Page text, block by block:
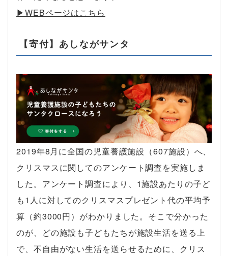
▶︎WEBページはこちら
【寄付】あしながサンタ
2019年8月に全国の児童養護施設（607施設）へ、
クリスマスに関してのアンケート調査を実施しま
した。アンケート調査により、1施設あたりの子ど
も1人に対してのクリスマスプレゼント代の平均予
算（約3000円）がわかりました。そこで分かった
のが、どの施設も子どもたちが施設生活を送る上
で、不自由がない生活を送らせるために、クリス